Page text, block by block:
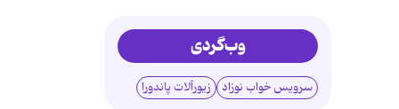
وب‌گردی
سرویس خواب نوزاد زیورآلات پاندورا